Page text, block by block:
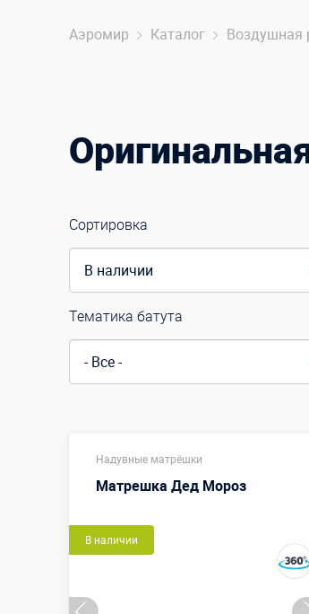
Аэромир Каталог Воздушная
Сортировка
Тематика батута
Надувные матрёшки
Матрешка Дед Мороз
В наличии